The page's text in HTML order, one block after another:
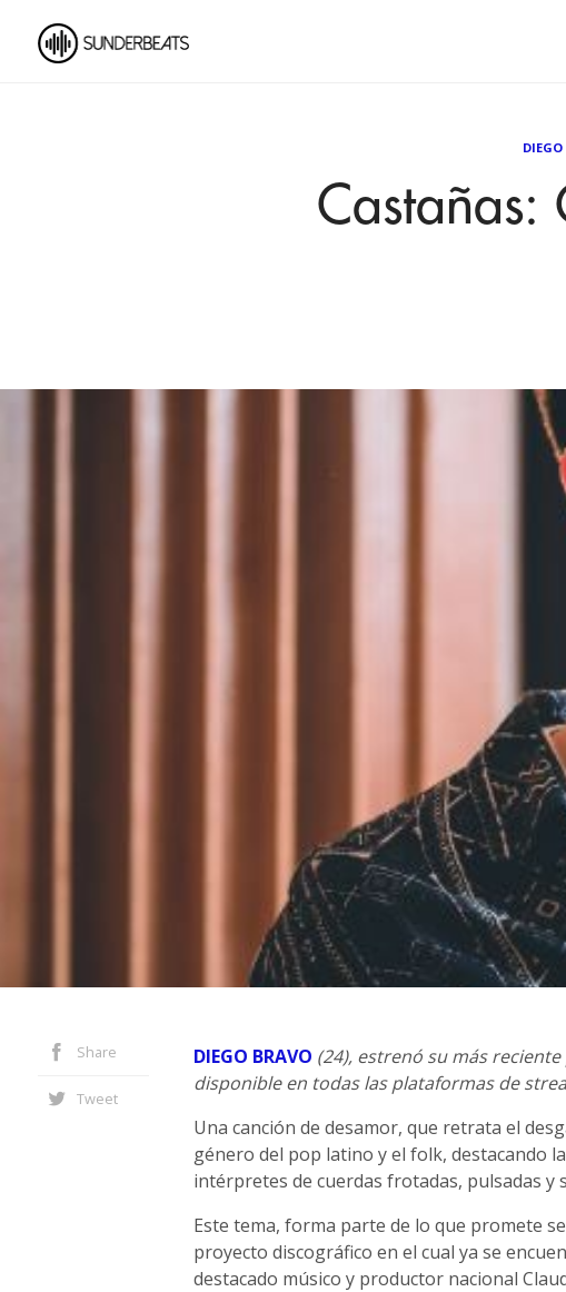
Castañas:
Share
Tweet
DIEGO BRAVO (24), estrenó su más
disponible en todas las plataformas de
Una canción de desamor, que retrata el
género del pop latino y el folk, destacando
intérpretes de cuerdas frotadas, pulsadas y
Este tema, forma parte de lo que promete
proyecto discográfico en el cual ya se
destacado músico y productor nacional